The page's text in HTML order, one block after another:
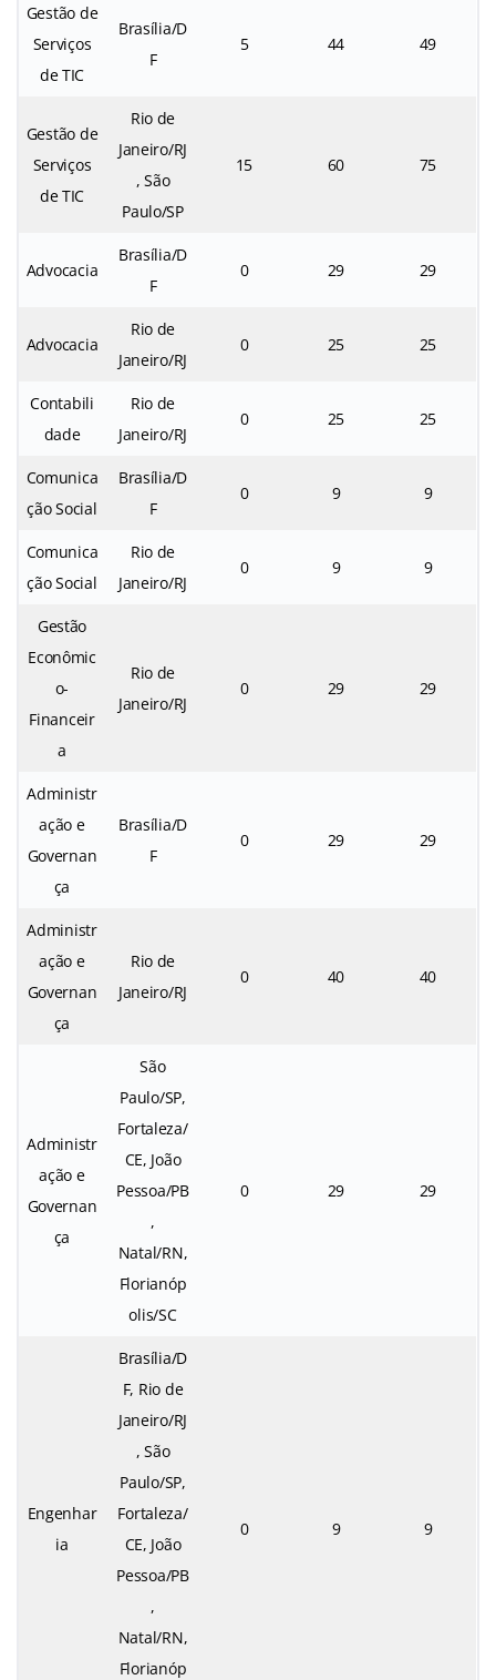
Gestão de
Serviços
de TIC
Brasília/D
F
5 44 49
Gestão de
Serviços
de TIC
Rio de
Janeiro/RJ
, São
Paulo/SP
15 60 75
Advocacia
Brasília/D
F
0 29 29
Advocacia
Rio de
Janeiro/RJ
0 25 25
Contabili
dade
Rio de
Janeiro/RJ
0 25 25
Comunica
ção Social
Brasília/D
F
0 9 9
Comunica
ção Social
Rio de
Janeiro/RJ
0 9 9
Gestão
Econômic
o-
Financeir
a
Rio de
Janeiro/RJ
0 29 29
Administr
ação e
Governan
ça
Brasília/D
F
0 29 29
Administr
ação e
Governan
ça
Rio de
Janeiro/RJ
0 40 40
Administr
ação e
Governan
ça
São
Paulo/SP,
Fortaleza/
CE, João
Pessoa/PB
,
Natal/RN,
Florianóp
olis/SC
0 29 29
Engenhar
ia
Brasília/D
F, Rio de
Janeiro/RJ
, São
Paulo/SP,
Fortaleza/
CE, João
Pessoa/PB
,
Natal/RN,
Florianóp
0 9 9